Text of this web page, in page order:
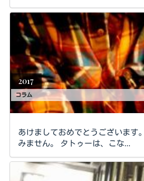
2017
コラム
あけましておめでとうございます。 遅くなってす
みません。 タトゥーは、こな...